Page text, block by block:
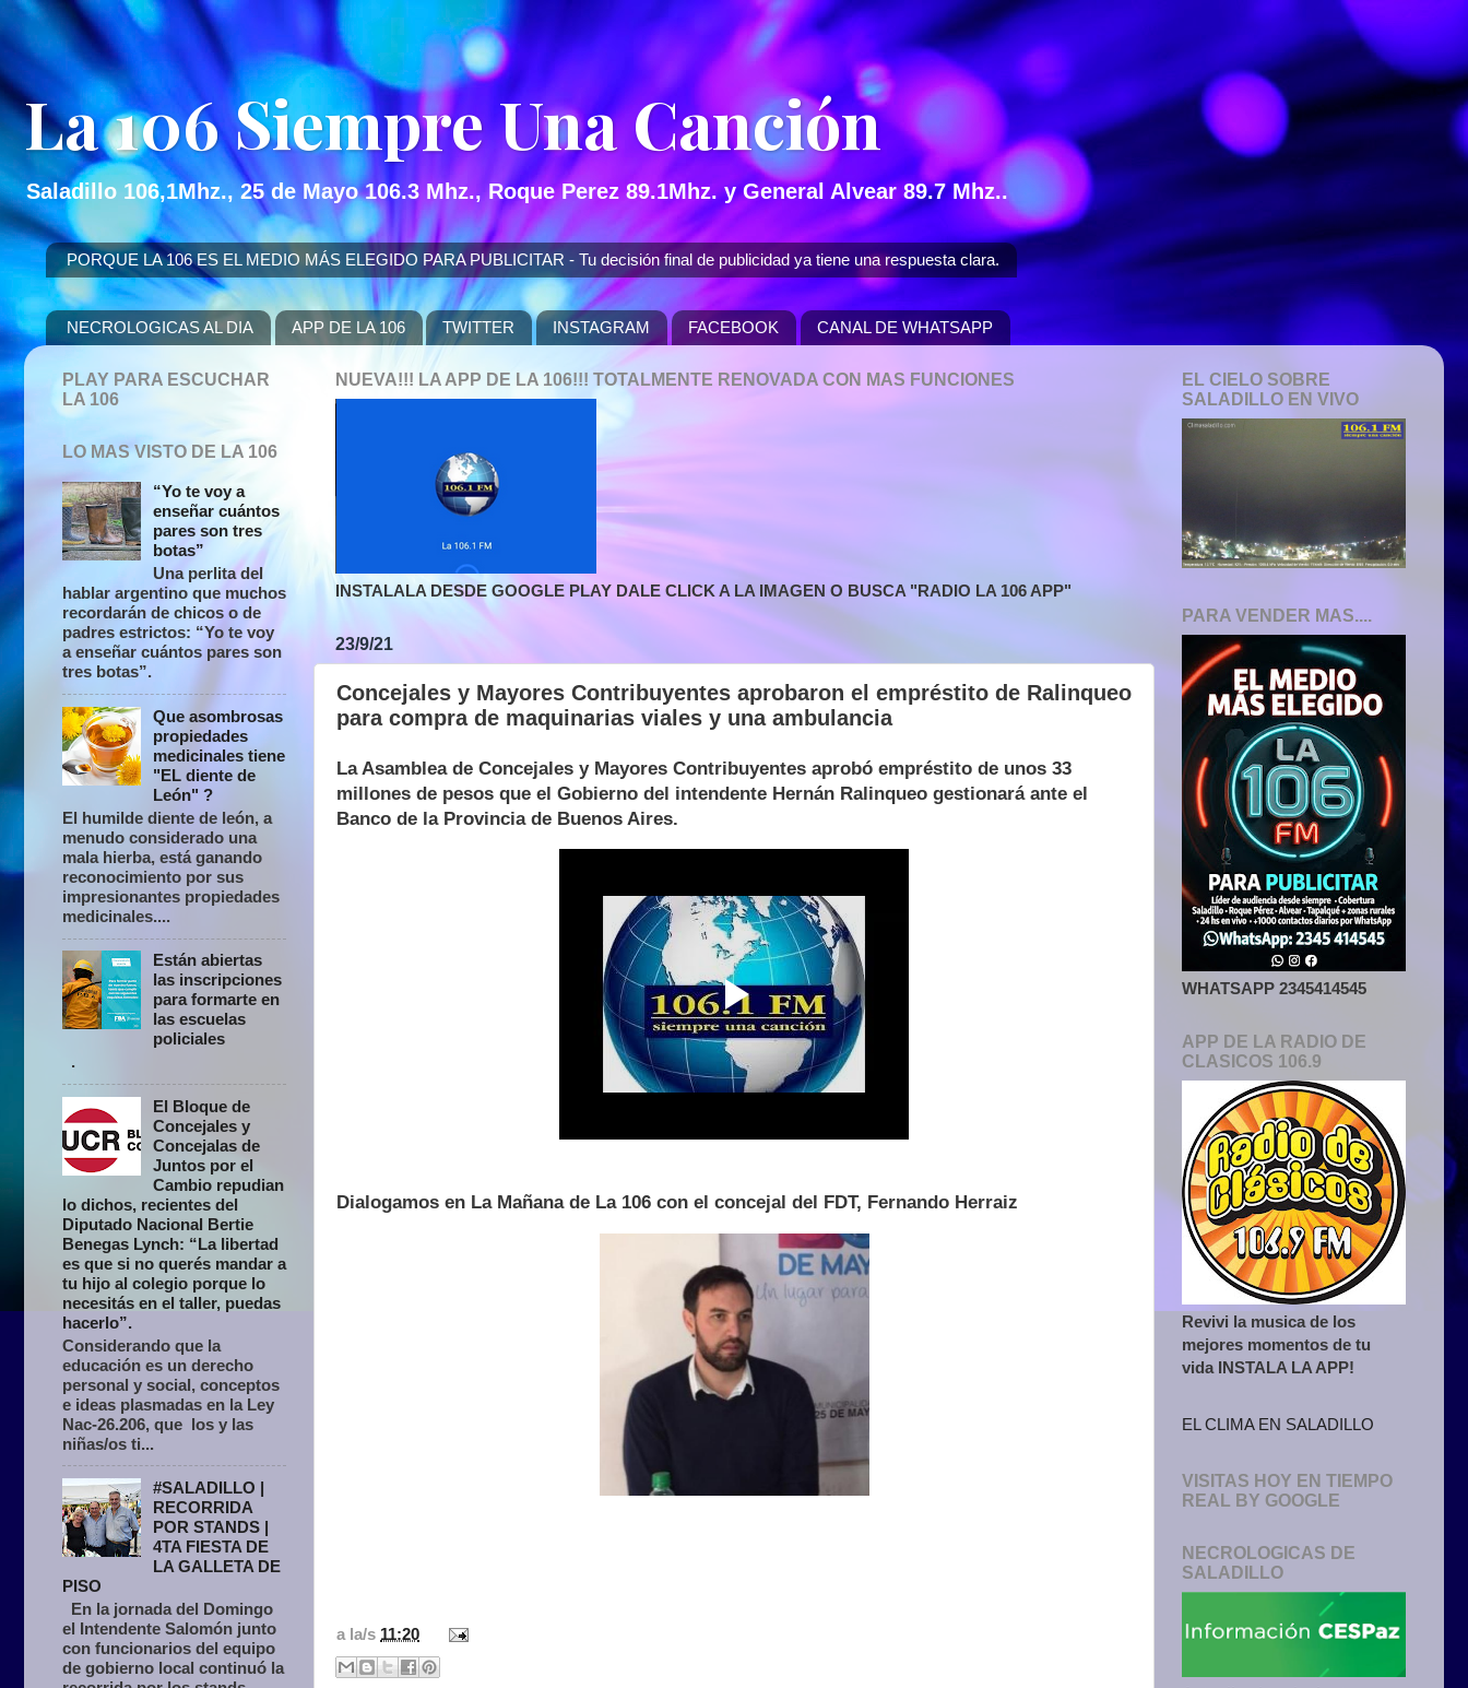
La 106 Siempre Una Canción
Saladillo 106,1Mhz., 25 de Mayo 106.3 Mhz., Roque Perez 89.1Mhz. y General Alvear 89.7 Mhz..
PORQUE LA 106 ES EL MEDIO MÁS ELEGIDO PARA PUBLICITAR - Tu decisión final de publicidad ya tiene una respuesta clara.
NECROLOGICAS AL DIA APP DE LA 106 TWITTER INSTAGRAM FACEBOOK CANAL DE WHATSAPP
NUEVA!!! LA APP DE LA 106!!! TOTALMENTE RENOVADA CON MAS FUNCIONES
INSTALALA DESDE GOOGLE PLAY DALE CLICK A LA IMAGEN O BUSCA "RADIO LA 106 APP"
23/9/21
Concejales y Mayores Contribuyentes aprobaron el empréstito de Ralinqueo
para compra de maquinarias viales y una ambulancia
La Asamblea de Concejales y Mayores Contribuyentes aprobó empréstito de unos 33
millones de pesos que el Gobierno del intendente Hernán Ralinqueo gestionará ante el
Banco de la Provincia de Buenos Aires.
Dialogamos en La Mañana de La 106 con el concejal del FDT, Fernando Herraiz
a la/s 11:20
PLAY PARA ESCUCHAR
LA 106
LO MAS VISTO DE LA 106
“Yo te voy a
enseñar cuántos
pares son tres
botas”
Una perlita del
hablar argentino que muchos
recordarán de chicos o de
padres estrictos: “Yo te voy
a enseñar cuántos pares son
tres botas”.
Que asombrosas
propiedades
medicinales tiene
"EL diente de
León" ?
El humilde diente de león, a
menudo considerado una
mala hierba, está ganando
reconocimiento por sus
impresionantes propiedades
medicinales....
Están abiertas
las inscripciones
para formarte en
las escuelas
policiales
.
El Bloque de
Concejales y
Concejalas de
Juntos por el
Cambio repudian
lo dichos, recientes del
Diputado Nacional Bertie
Benegas Lynch: “La libertad
es que si no querés mandar a
tu hijo al colegio porque lo
necesitás en el taller, puedas
hacerlo”.
Considerando que la
educación es un derecho
personal y social, conceptos
e ideas plasmadas en la Ley
Nac-26.206, que los y las
niñas/os ti...
#SALADILLO |
RECORRIDA
POR STANDS |
4TA FIESTA DE
LA GALLETA DE
PISO
En la jornada del Domingo
el Intendente Salomón junto
con funcionarios del equipo
de gobierno local continuó la
EL CIELO SOBRE
SALADILLO EN VIVO
PARA VENDER MAS....
WHATSAPP 2345414545
APP DE LA RADIO DE
CLASICOS 106.9
Revivi la musica de los
mejores momentos de tu
vida INSTALA LA APP!
EL CLIMA EN SALADILLO
VISITAS HOY EN TIEMPO
REAL BY GOOGLE
NECROLOGICAS DE
SALADILLO